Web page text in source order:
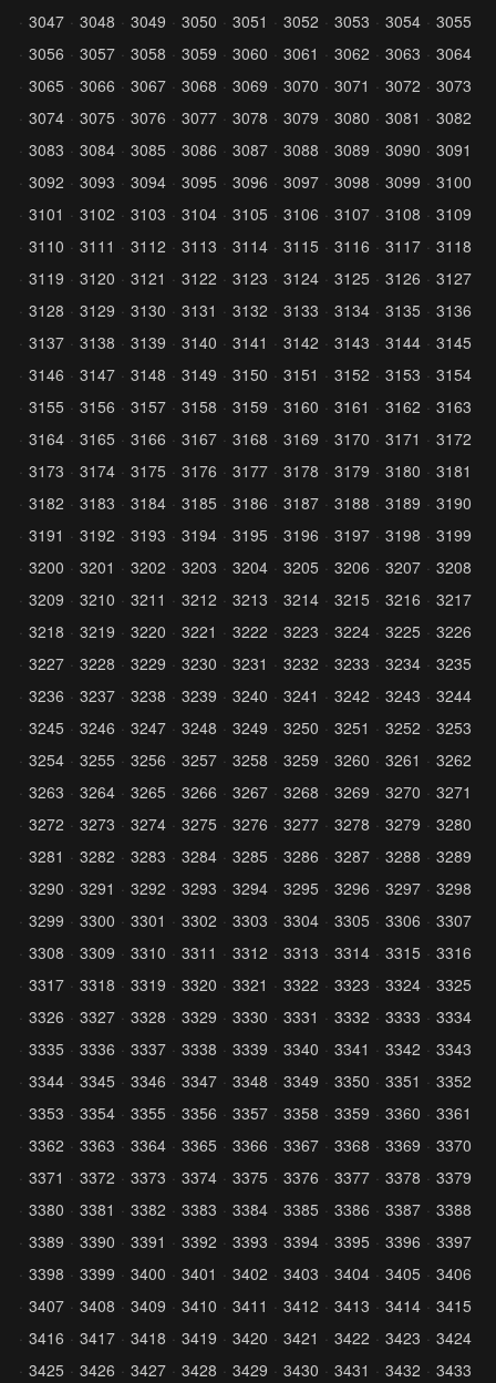
3047
3048 3049 3050 3051 3052 3053 3054
3055
3056
3057 3058 3059 3060 3061 3062 3063
3064
3065
3066 3067 3068 3069 3070 3071 3072
3073
3074
3075 3076 3077 3078 3079 3080 3081
3082
3083
3084 3085 3086 3087 3088 3089 3090
3091
3092
3093 3094 3095 3096 3097 3098 3099
3100
3101
3102 3103 3104 3105 3106 3107 3108
3109
3110
3111 3112 3113 3114 3115 3116 3117
3118
3119
3120 3121 3122 3123 3124 3125 3126
3127
3128
3129 3130 3131 3132 3133 3134 3135
3136
3137
3138 3139 3140 3141 3142 3143 3144
3145
3146
3147 3148 3149 3150 3151 3152 3153
3154
3155
3156 3157 3158 3159 3160 3161 3162
3163
3164
3165 3166 3167 3168 3169 3170 3171
3172
3173
3174 3175 3176 3177 3178 3179 3180
3181
3182
3183 3184 3185 3186 3187 3188 3189
3190
3191
3192 3193 3194 3195 3196 3197 3198
3199
3200
3201 3202 3203 3204 3205 3206 3207
3208
3209
3210 3211 3212 3213 3214 3215 3216
3217
3218
3219 3220 3221 3222 3223 3224 3225
3226
3227
3228 3229 3230 3231 3232 3233 3234
3235
3236
3237 3238 3239 3240 3241 3242 3243
3244
3245
3246 3247 3248 3249 3250 3251 3252
3253
3254
3255 3256 3257 3258 3259 3260 3261
3262
3263
3264 3265 3266 3267 3268 3269 3270
3271
3272
3273 3274 3275 3276 3277 3278 3279
3280
3281
3282 3283 3284 3285 3286 3287 3288
3289
3290
3291 3292 3293 3294 3295 3296 3297
3298
3299
3300 3301 3302 3303 3304 3305 3306
3307
3308
3309 3310 3311 3312 3313 3314 3315
3316
3317
3318 3319 3320 3321 3322 3323 3324
3325
3326
3327 3328 3329 3330 3331 3332 3333
3334
3335
3336 3337 3338 3339 3340 3341 3342
3343
3344
3345 3346 3347 3348 3349 3350 3351
3352
3353
3354 3355 3356 3357 3358 3359 3360
3361
3362
3363 3364 3365 3366 3367 3368 3369
3370
3371
3372 3373 3374 3375 3376 3377 3378
3379
3380
3381 3382 3383 3384 3385 3386 3387
3388
3389
3390 3391 3392 3393 3394 3395 3396
3397
3398
3399 3400 3401 3402 3403 3404 3405
3406
3407
3408 3409 3410 3411 3412 3413 3414
3415
3416
3417 3418 3419 3420 3421 3422 3423
3424
3425
3426 3427 3428 3429 3430 3431 3432
3433